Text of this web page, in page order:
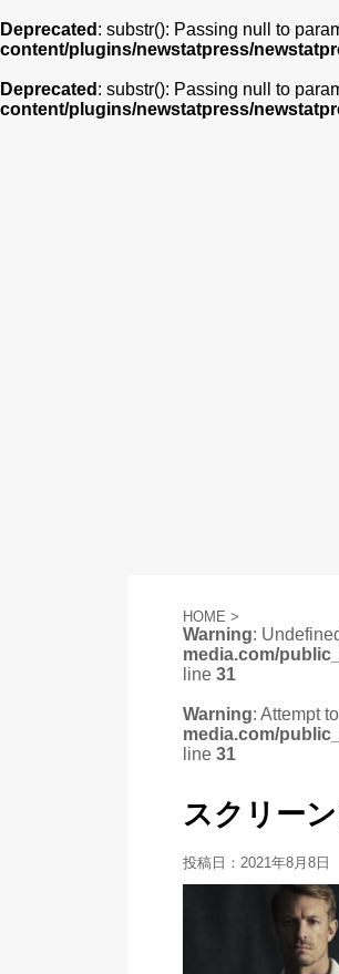
Deprecated : substr(): Passing null to
content/plugins/newstatpress/
Deprecated : substr(): Passing null to
content/plugins/newstatpress/
HOME >
Warning:
media.com/
line 31
Warning: Attempt
media.com/
line 31
スクリー
投稿日： 2021年8月8日